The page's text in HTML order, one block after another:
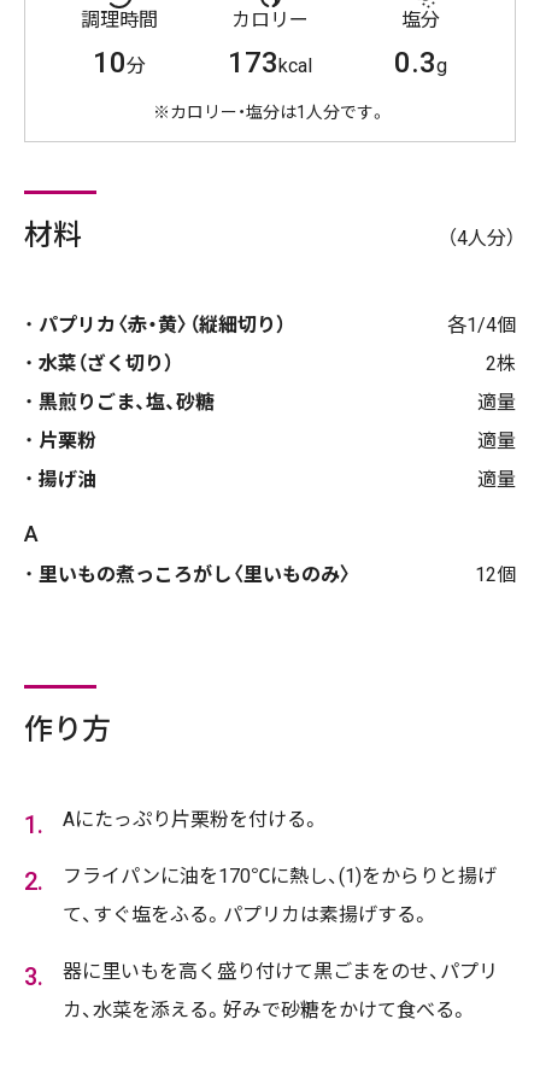
調理時間
10分
カロリー
173kcal
塩分
0.3g
※カロリー・塩分は1人分です。
材料 （4人分）
パプリカ〈赤・黄〉（縦細切り）
各1/4個
水菜（ざく切り）
2株
黒煎りごま、塩、砂糖
適量
片栗粉
適量
揚げ油
適量
A
里いもの煮っころがし〈里いものみ〉 12個
作り方
Aにたっぷり片栗粉を付ける。
フライパンに油を170℃に熱し、(1)をからりと揚げ
て、すぐ塩をふる。パプリカは素揚げする。
器に里いもを高く盛り付けて黒ごまをのせ、パプリ
カ、水菜を添える。好みで砂糖をかけて食べる。